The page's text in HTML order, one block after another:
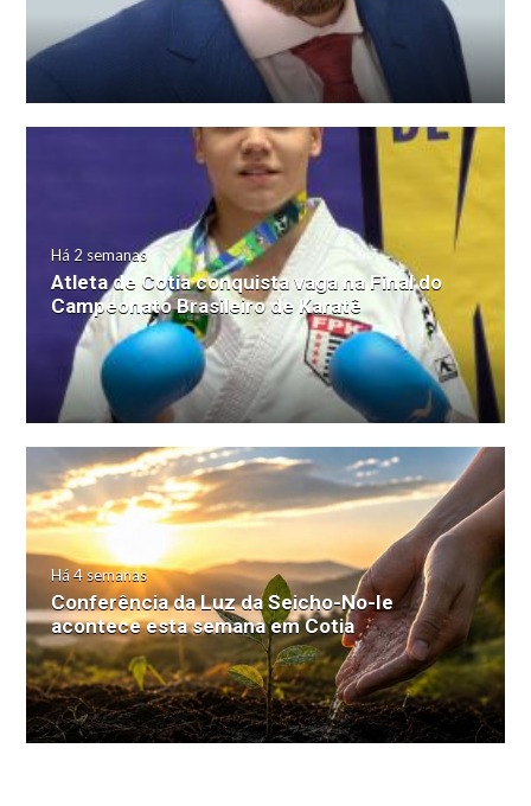
Há 2 semanas
Atleta de Cotia conquista vaga na Final do
Campeonato Brasileiro de Karatê
Há 4 semanas
Conferência da Luz da Seicho-No-Ie
acontece esta semana em Cotia